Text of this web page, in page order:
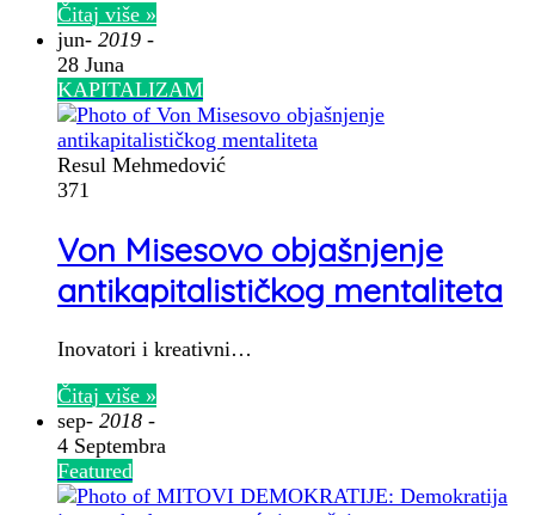
Čitaj više »
jun- 2019 -
28 Juna
KAPITALIZAM
Resul Mehmedović
371
Von Misesovo objašnjenje
antikapitalističkog mentaliteta
Inovatori i kreativni…
Čitaj više »
sep- 2018 -
4 Septembra
Featured